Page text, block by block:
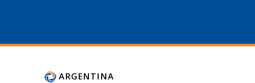
ARGENTINA